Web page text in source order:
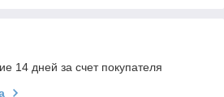
14 дней за счет покупателя